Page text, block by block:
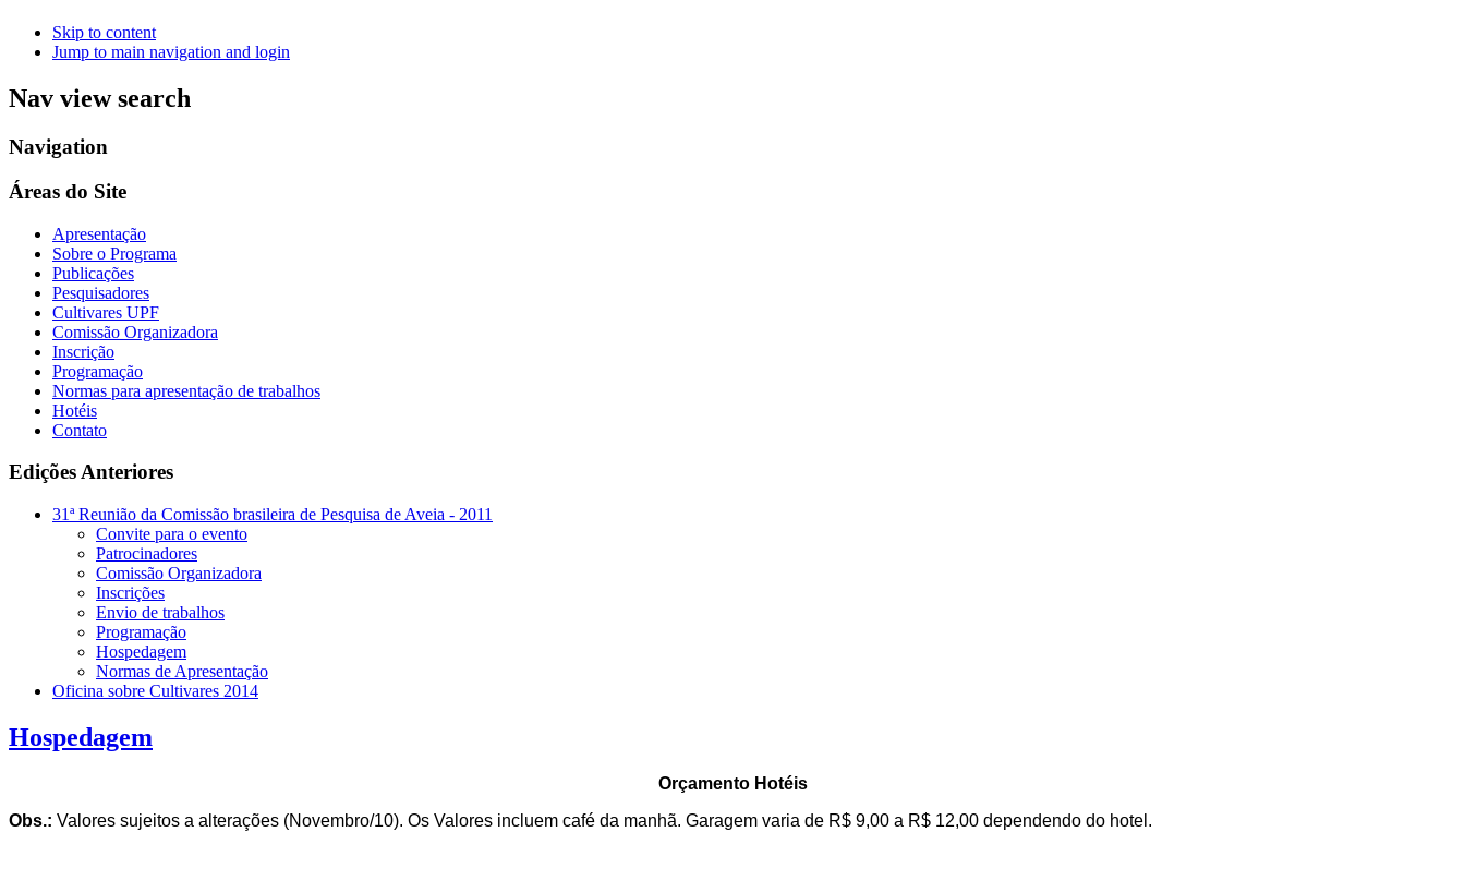
Skip to content
Jump to main navigation and login
Nav view search
Navigation
Áreas do Site
Apresentação
Sobre o Programa
Publicações
Pesquisadores
Cultivares UPF
Comissão Organizadora
Inscrição
Programação
Normas para apresentação de trabalhos
Hotéis
Contato
Edições Anteriores
31ª Reunião da Comissão brasileira de Pesquisa de Aveia - 2011
Convite para o evento
Patrocinadores
Comissão Organizadora
Inscrições
Envio de trabalhos
Programação
Hospedagem
Normas de Apresentação
Oficina sobre Cultivares 2014
Hospedagem
Orçamento Hotéis
Obs.: Valores sujeitos a alterações (Novembro/10). Os Valores incluem café da manhã. Garagem varia de R$ 9,00 a R$ 12,00 dependendo do hotel.